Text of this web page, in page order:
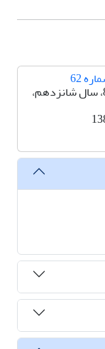
زمستان 85، سال شانزدهم،